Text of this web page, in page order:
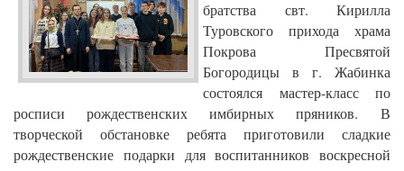
братства свт. Кирилла
Туровского прихода храма
Покрова Пресвятой
Богородицы в г. Жабинка
состоялся мастер-класс по
росписи рождественских имбирных пряников. В
творческой обстановке ребята приготовили сладкие
рождественские подарки для воспитанников воскресной